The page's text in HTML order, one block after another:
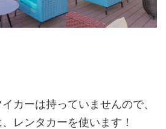
カーは持っていませんので、
レンタカーを使います！